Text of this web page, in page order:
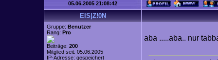
05.06.2005 21:08:42
EIS|Z!0N
Gruppe: Benutzer
Rang: Pro
Beiträge: 200
Mitglied seit: 05.06.2005
IP-Adresse: gespeichert
aba .....aba.. nur